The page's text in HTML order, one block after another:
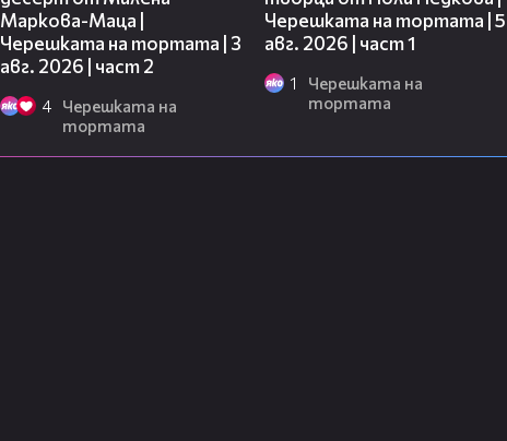
Маркова-Маца |
Черешката на тортата | 3
авг. 2026 | част 2
4
Черешката на
тортата
Черешката на тортата | 5
авг. 2026 | част 1
1
Черешката на
тортата